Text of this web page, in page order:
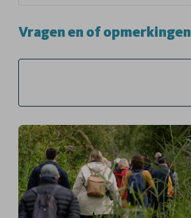
Vragen en of opmerkingen